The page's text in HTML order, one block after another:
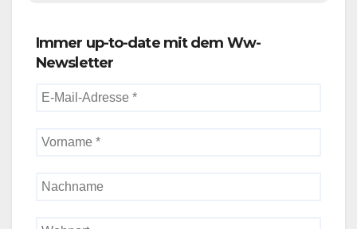
Immer up-to-date mit dem Ww-
Newsletter